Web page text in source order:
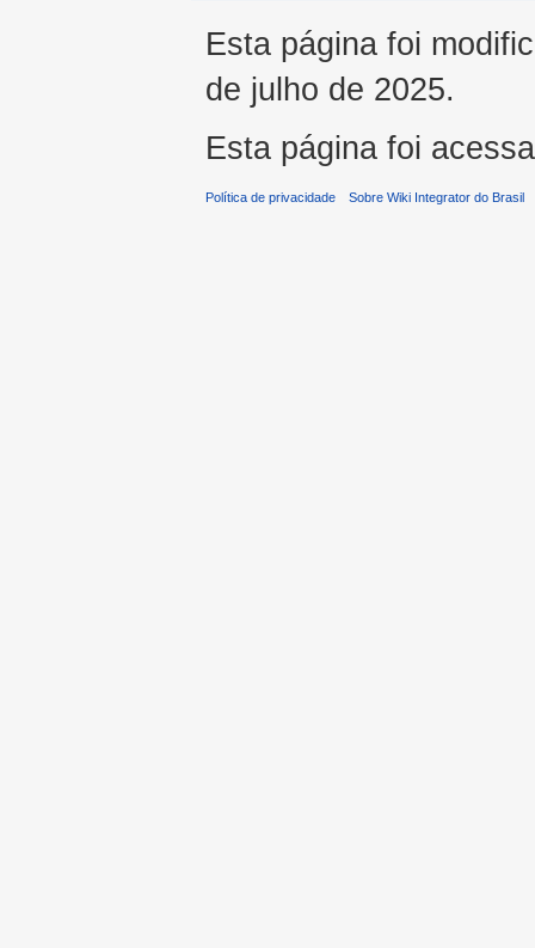
Esta página foi
de julho de 2025.
Esta página foi
Política de privacidade Sobre Wiki Integrator do Brasil